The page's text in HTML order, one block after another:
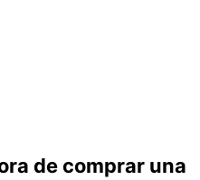
de comprar una